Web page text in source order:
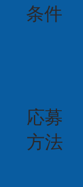
条件
応募
方法